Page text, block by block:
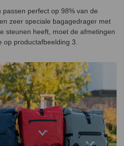
perfect op 98% van de
zeer speciale bagagedrager met
steunen heeft, moet de afmetingen
op productafbeelding 3.